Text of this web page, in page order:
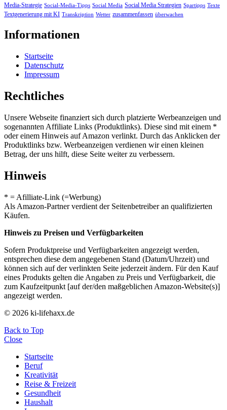
Media-Strategie Social-Media-Tipps Social Media Social Media Strategien Spartipps Texte
Textgenerierung mit KI Transkription Wetter zusammenfassen überwachen
Informationen
Startseite
Datenschutz
Impressum
Rechtliches
Unsere Webseite finanziert sich durch platzierte Werbeanzeigen und
sogenannten Affiliate Links (Produktlinks). Diese sind mit einem *
oder einem Hinweis auf Amazon verlinkt. Durch das Anklicken der
Produktlinks bzw. Werbeanzeigen verdienen wir einen kleinen
Betrag, der uns hilft, diese Seite weiter zu verbessern.
Hinweis
* = Afilliate-Link (=Werbung)
Als Amazon-Partner verdient der Seitenbetreiber an qualifizierten
Käufen.
Hinweis zu Preisen und Verfügbarkeiten
Sofern Produktpreise und Verfügbarkeiten angezeigt werden,
entsprechen diese dem angegebenen Stand (Datum/Uhrzeit) und
können sich auf der verlinkten Seite jederzeit ändern. Für den Kauf
eines Produkts gelten die Angaben zu Preis und Verfügbarkeit, die
zum Kaufzeitpunkt [auf der/den maßgeblichen Amazon-Website(s)]
angezeigt werden.
© 2026 ki-lifehaxx.de
Back to Top
Close
Startseite
Beruf
Kreativität
Reise & Freizeit
Gesundheit
Haushalt